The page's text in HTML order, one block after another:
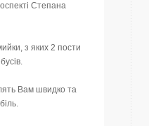
Степана
з яких 2 пости
Вам швидко та